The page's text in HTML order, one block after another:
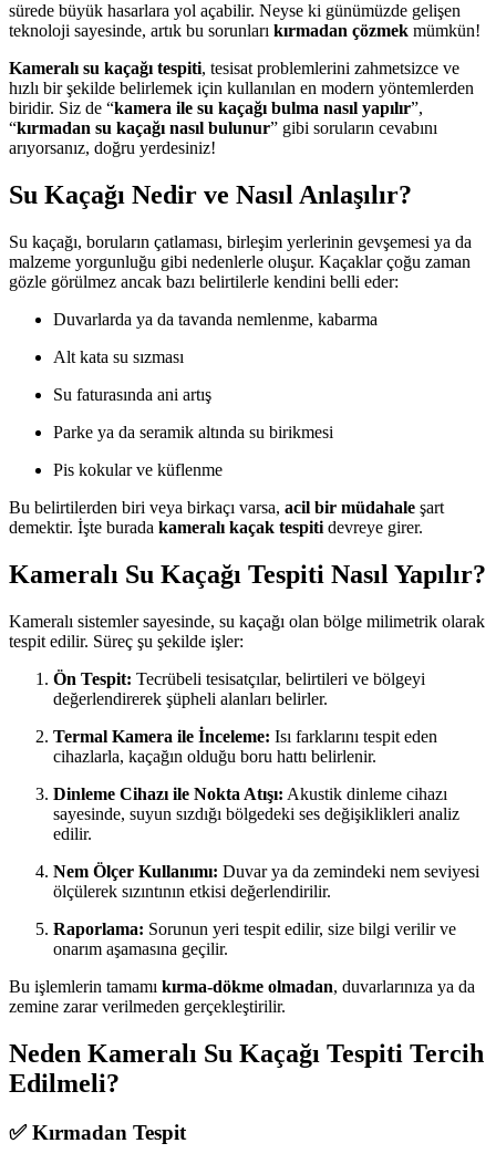
sürede büyük hasarlara yol açabilir. Neyse ki günümüzde gelişen
teknoloji sayesinde, artık bu sorunları kırmadan çözmek mümkün!
Kameralı su kaçağı tespiti, tesisat problemlerini zahmetsizce ve
hızlı bir şekilde belirlemek için kullanılan en modern yöntemlerden
biridir. Siz de “kamera ile su kaçağı bulma nasıl yapılır”,
“kırmadan su kaçağı nasıl bulunur” gibi soruların cevabını
arıyorsanız, doğru yerdesiniz!
Su Kaçağı Nedir ve Nasıl Anlaşılır?
Su kaçağı, boruların çatlaması, birleşim yerlerinin gevşemesi ya da
malzeme yorgunluğu gibi nedenlerle oluşur. Kaçaklar çoğu zaman
gözle görülmez ancak bazı belirtilerle kendini belli eder:
Duvarlarda ya da tavanda nemlenme, kabarma
Alt kata su sızması
Su faturasında ani artış
Parke ya da seramik altında su birikmesi
Pis kokular ve küflenme
Bu belirtilerden biri veya birkaçı varsa, acil bir müdahale şart
demektir. İşte burada kameralı kaçak tespiti devreye girer.
Kameralı Su Kaçağı Tespiti Nasıl Yapılır?
Kameralı sistemler sayesinde, su kaçağı olan bölge milimetrik olarak
tespit edilir. Süreç şu şekilde işler:
Ön Tespit: Tecrübeli tesisatçılar, belirtileri ve bölgeyi
değerlendirerek şüpheli alanları belirler.
Termal Kamera ile İnceleme: Isı farklarını tespit eden
cihazlarla, kaçağın olduğu boru hattı belirlenir.
Dinleme Cihazı ile Nokta Atışı: Akustik dinleme cihazı
sayesinde, suyun sızdığı bölgedeki ses değişiklikleri analiz
edilir.
Nem Ölçer Kullanımı: Duvar ya da zemindeki nem seviyesi
ölçülerek sızıntının etkisi değerlendirilir.
Raporlama: Sorunun yeri tespit edilir, size bilgi verilir ve
onarım aşamasına geçilir.
Bu işlemlerin tamamı kırma-dökme olmadan, duvarlarınıza ya da
zemine zarar verilmeden gerçekleştirilir.
Neden Kameralı Su Kaçağı Tespiti Tercih
Edilmeli?
✅ Kırmadan Tespit